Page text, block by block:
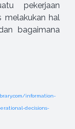
pekerjaan
melakukan hal
bagaimana
information-
decisions-